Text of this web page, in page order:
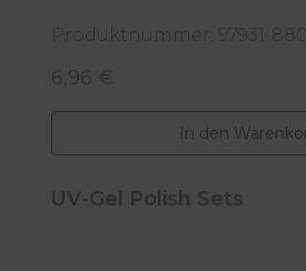
Produktnummer: 97931-880
Regulärer Preis:
6,96 €
In den
Produktgalerie überspringen
UV-Gel Polish Sets